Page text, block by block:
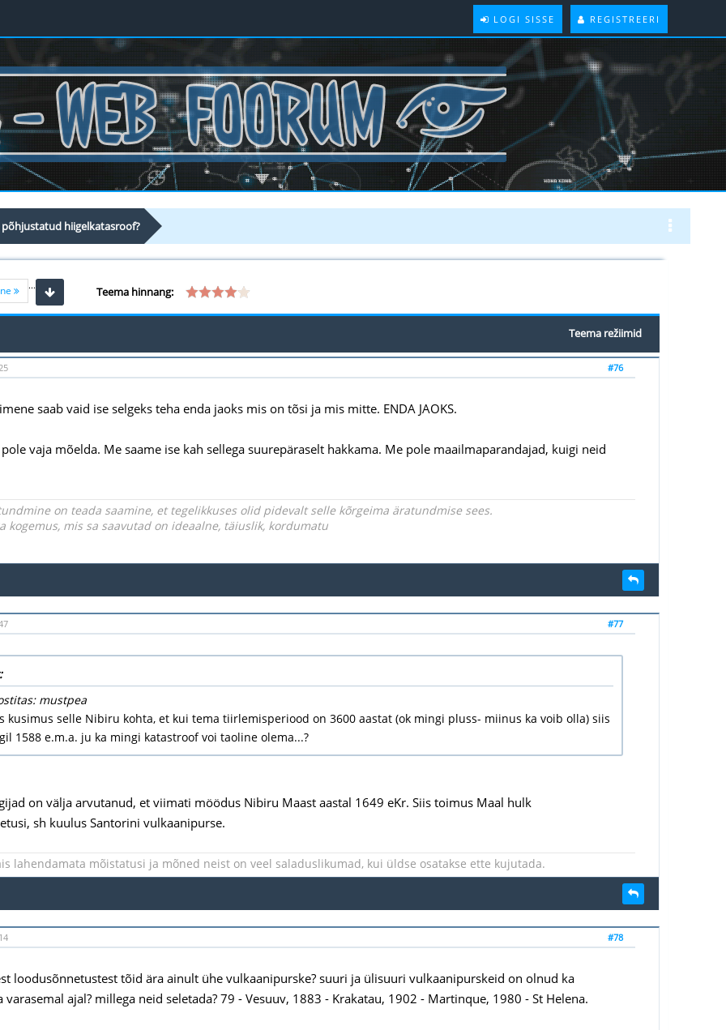
LOGI SISSE REGISTREERI
hiigelkatasroof?
... Teema hinnang:
Teema režiimid
#76
saab vaid ise selgeks teha enda jaoks mis on tõsi ja mis mitte. ENDA JAOKS.
pole vaja mõelda. Me saame ise kah sellega suurepäraselt hakkama. Me pole maailmaparandajad, kuigi neid
on teada saamine, et tegelikkuses olid pidevalt selle kõrgeima äratundmise sees.
kogemus, mis sa saavutad on ideaalne, täiuslik, kordumatu
#77
mustpea
kusimus selle Nibiru kohta, et kui tema tiirlemisperiood on 3600 aastat (ok mingi pluss- miinus ka voib olla) siis
1588 e.m.a. ju ka mingi katastroof voi taoline olema...?
on välja arvutanud, et viimati möödus Nibiru Maast aastal 1649 eKr. Siis toimus Maal hulk
sh kuulus Santorini vulkaanipurse.
lahendamata mõistatusi ja mõned neist on veel saladuslikumad, kui üldse osatakse ette kujutada.
#78
loodusõnnetustest tõid ära ainult ühe vulkaanipurske? suuri ja ülisuuri vulkaanipurskeid on olnud ka
varasemal ajal? millega neid seletada? 79 - Vesuuv, 1883 - Krakatau, 1902 - Martinque, 1980 - St Helena.